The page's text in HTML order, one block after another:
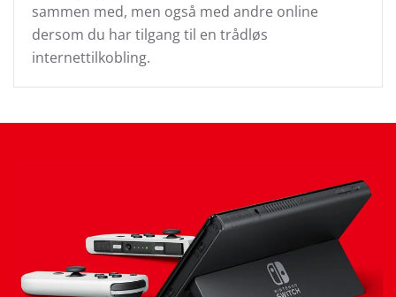
sammen med, men også med andre online
dersom du har tilgang til en trådløs
internettilkobling.